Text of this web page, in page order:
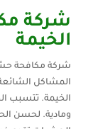
شركة
الخيمة
شركة مكافحة
المشاكل
الخيمة. تتسبب
ومادية. لحسن